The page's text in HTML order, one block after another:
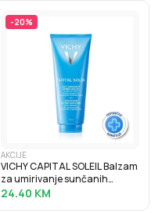
-20%
AKCIJE
VICHY CAPITAL SOLEIL Balzam
za umirivanje sunčanih
opeklina, 100 ml
24.40 KM